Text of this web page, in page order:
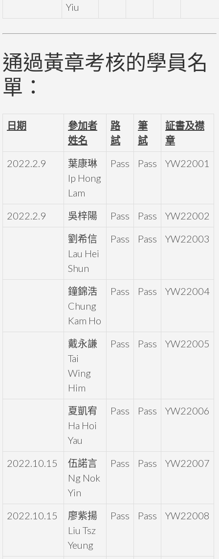
Yiu
通過黃章考核的學員名
單：
日期
參加者
姓名
路
試
筆
試
証書及襟
章
2022.2.9
葉康琳
Ip Hong
Lam
Pass Pass YW22001
2022.2.9 吳梓陽 Pass Pass
YW22002
劉希信
Lau Hei
Shun
Pass Pass YW22003
鐘錦浩
Chung
Kam Ho
Pass Pass YW22004
戴永謙
Tai
Wing
Him
Pass Pass YW22005
夏凱宥
Ha Hoi
Yau
Pass Pass YW22006
2022.10.15
伍諾言
Ng Nok
Yin
Pass Pass YW22007
2022.10.15
廖紫揚
Liu Tsz
Yeung
Pass Pass YW22008